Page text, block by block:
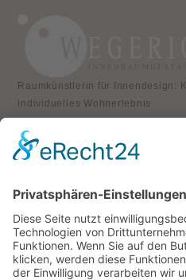
Raumkünstlerin für Innendesign:
individuelles Wohnerlebnis
KONTAKT
Atelier für Innenraumgestaltung
Am Born 9
Telefon: 0163 8479897
RECHTLICHES
Impressum